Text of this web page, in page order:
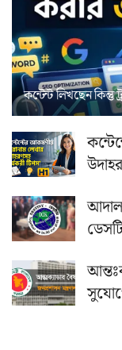
কন্টেন্ট লিখছেন